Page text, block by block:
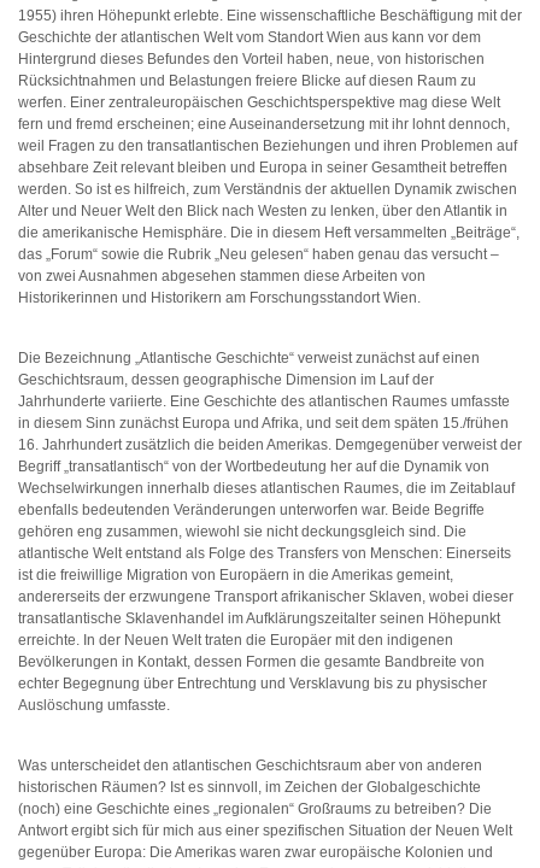
1955) ihren Höhepunkt erlebte. Eine wissenschaftliche Beschäftigung mit der
Geschichte der atlantischen Welt vom Standort Wien aus kann vor dem
Hintergrund dieses Befundes den Vorteil haben, neue, von historischen
Rücksichtnahmen und Belastungen freiere Blicke auf diesen Raum zu
werfen. Einer zentraleuropäischen Geschichtsperspektive mag diese Welt
fern und fremd erscheinen; eine Auseinandersetzung mit ihr lohnt dennoch,
weil Fragen zu den transatlantischen Beziehungen und ihren Problemen auf
absehbare Zeit relevant bleiben und Europa in seiner Gesamtheit betreffen
werden. So ist es hilfreich, zum Verständnis der aktuellen Dynamik zwischen
Alter und Neuer Welt den Blick nach Westen zu lenken, über den Atlantik in
die amerikanische Hemisphäre. Die in diesem Heft versammelten „Beiträge“,
das „Forum“ sowie die Rubrik „Neu gelesen“ haben genau das versucht –
von zwei Ausnahmen abgesehen stammen diese Arbeiten von
Historikerinnen und Historikern am Forschungsstandort Wien.
Die Bezeichnung „Atlantische Geschichte“ verweist zunächst auf einen
Geschichtsraum, dessen geographische Dimension im Lauf der
Jahrhunderte variierte. Eine Geschichte des atlantischen Raumes umfasste
in diesem Sinn zunächst Europa und Afrika, und seit dem späten 15./frühen
16. Jahrhundert zusätzlich die beiden Amerikas. Demgegenüber verweist der
Begriff „transatlantisch“ von der Wortbedeutung her auf die Dynamik von
Wechselwirkungen innerhalb dieses atlantischen Raumes, die im Zeitablauf
ebenfalls bedeutenden Veränderungen unterworfen war. Beide Begriffe
gehören eng zusammen, wiewohl sie nicht deckungsgleich sind. Die
atlantische Welt entstand als Folge des Transfers von Menschen: Einerseits
ist die freiwillige Migration von Europäern in die Amerikas gemeint,
andererseits der erzwungene Transport afrikanischer Sklaven, wobei dieser
transatlantische Sklavenhandel im Aufklärungszeitalter seinen Höhepunkt
erreichte. In der Neuen Welt traten die Europäer mit den indigenen
Bevölkerungen in Kontakt, dessen Formen die gesamte Bandbreite von
echter Begegnung über Entrechtung und Versklavung bis zu physischer
Auslöschung umfasste.
Was unterscheidet den atlantischen Geschichtsraum aber von anderen
historischen Räumen? Ist es sinnvoll, im Zeichen der Globalgeschichte
(noch) eine Geschichte eines „regionalen“ Großraums zu betreiben? Die
Antwort ergibt sich für mich aus einer spezifischen Situation der Neuen Welt
gegenüber Europa: Die Amerikas waren zwar europäische Kolonien und